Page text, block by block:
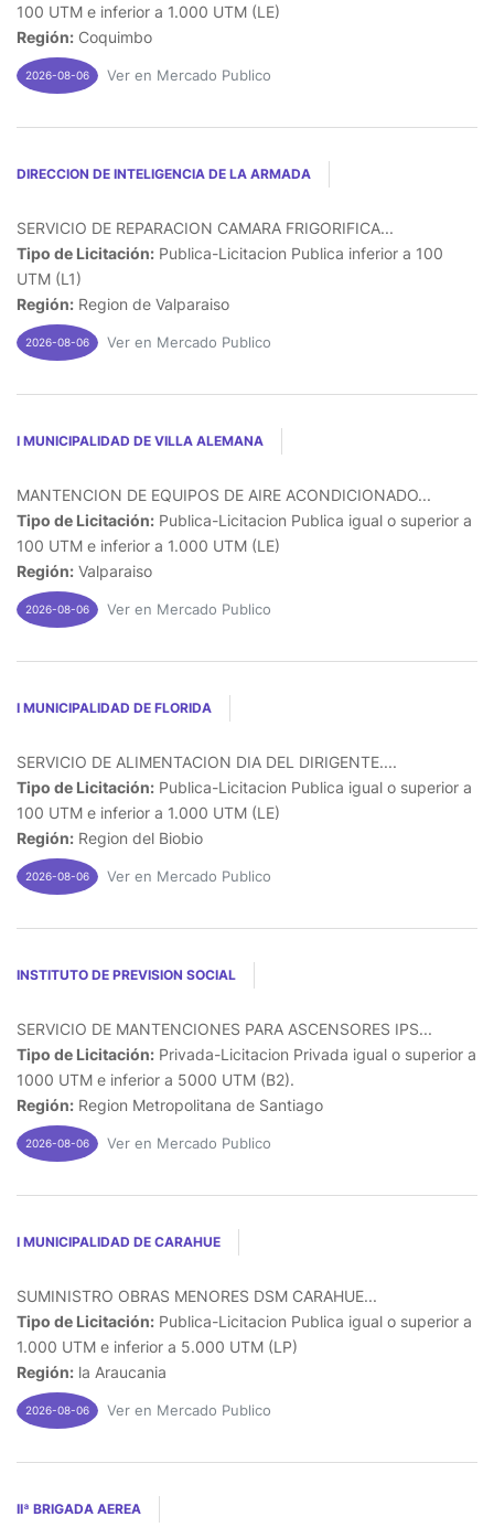
100 UTM e inferior a 1.000 UTM (LE)
Región: Coquimbo
2026-08-06 Ver en Mercado Publico
DIRECCION DE INTELIGENCIA DE LA ARMADA
SERVICIO DE REPARACION CAMARA FRIGORIFICA...
Tipo de Licitación: Publica-Licitacion Publica inferior a 100
UTM (L1)
Región: Region de Valparaiso
2026-08-06 Ver en Mercado Publico
I MUNICIPALIDAD DE VILLA ALEMANA
MANTENCION DE EQUIPOS DE AIRE ACONDICIONADO...
Tipo de Licitación: Publica-Licitacion Publica igual o superior a
100 UTM e inferior a 1.000 UTM (LE)
Región: Valparaiso
2026-08-06 Ver en Mercado Publico
I MUNICIPALIDAD DE FLORIDA
SERVICIO DE ALIMENTACION DIA DEL DIRIGENTE....
Tipo de Licitación: Publica-Licitacion Publica igual o superior a
100 UTM e inferior a 1.000 UTM (LE)
Región: Region del Biobio
2026-08-06 Ver en Mercado Publico
INSTITUTO DE PREVISION SOCIAL
SERVICIO DE MANTENCIONES PARA ASCENSORES IPS...
Tipo de Licitación: Privada-Licitacion Privada igual o superior a
1000 UTM e inferior a 5000 UTM (B2).
Región: Region Metropolitana de Santiago
2026-08-06 Ver en Mercado Publico
I MUNICIPALIDAD DE CARAHUE
SUMINISTRO OBRAS MENORES DSM CARAHUE...
Tipo de Licitación: Publica-Licitacion Publica igual o superior a
1.000 UTM e inferior a 5.000 UTM (LP)
Región: la Araucania
2026-08-06 Ver en Mercado Publico
IIª BRIGADA AEREA